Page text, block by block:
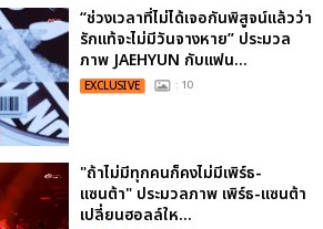
“ช่วงเวลาที่ไม่ได้เจอกันพิสูจน์แล้วว่า
รักแท้จะไม่มีวันจางหาย” ประมวล
ภาพ JAEHYUN กับแฟน...
EXCLUSIVE : 10
"ถ้าไม่มีทุกคนก็คงไม่มีเพิร์ธ-
แซนต้า" ประมวลภาพ เพิร์ธ-แซนต้า
เปลี่ยนฮอลล์ให...